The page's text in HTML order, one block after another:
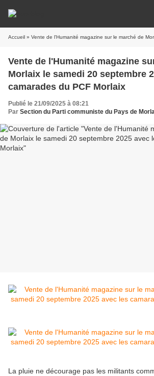
Accueil » Vente de l'Humanité magazine sur le marché de Morlaix le samedi 20 septembre
Vente de l'Humanité magazine
Morlaix le samedi 20 septembre
camarades du PCF Morlaix
Publié le 21/09/2025 à 08:21
Par Section du Parti communiste du Pays de
La pluie ne décourage pas les militants